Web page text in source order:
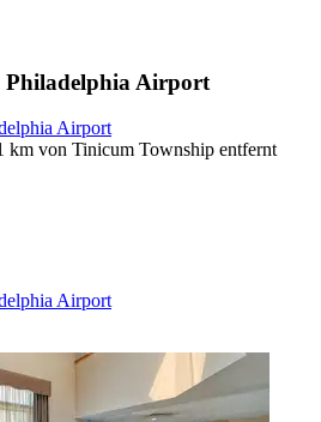
Philadelphia Airport
Airport
km von Tinicum Township entfernt
Airport